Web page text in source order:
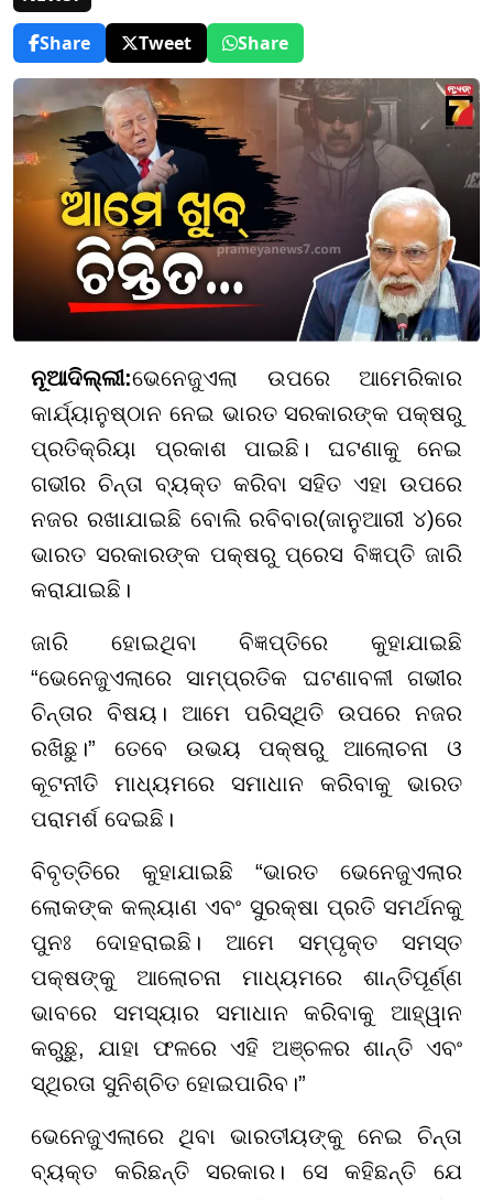
Share
Tweet Share
ନୂଆଦିଲ୍ଲୀ:ଭେନେଜୁଏଲା ଉପରେ ଆମେରିକାର
କାର୍ଯ୍ୟାନୁଷ୍ଠାନ ନେଇ ଭାରତ ସରକାରଙ୍କ ପକ୍ଷରୁ
ପ୍ରତିକ୍ରିୟା ପ୍ରକାଶ ପାଇଛି। ଘଟଣାକୁ ନେଇ
ଗଭୀର ଚିନ୍ତା ବ୍ୟକ୍ତ କରିବା ସହିତ ଏହା ଉପରେ
ନଜର ରଖାଯାଇଛି ବୋଲି ରବିବାର(ଜାନୁଆରୀ ୪)ରେ
ଭାରତ ସରକାରଙ୍କ ପକ୍ଷରୁ ପ୍ରେସ ବିଜ୍ଞପ୍ତି ଜାରି
କରାଯାଇଛି।
ଜାରି ହୋଇଥିବା ବିଜ୍ଞପ୍ତିରେ କୁହାଯାଇଛି
“ଭେନେଜୁଏଲାରେ ସାମ୍ପ୍ରତିକ ଘଟଣାବଳୀ ଗଭୀର
ଚିନ୍ତାର ବିଷୟ। ଆମେ ପରିସ୍ଥିତି ଉପରେ ନଜର
ରଖିଛୁ।” ତେବେ ଉଭୟ ପକ୍ଷରୁ ଆଲୋଚନା ଓ
କୂଟନୀତି ମାଧ୍ୟମରେ ସମାଧାନ କରିବାକୁ ଭାରତ
ପରାମର୍ଶ ଦେଇଛି।
ବିବୃତ୍ତିରେ କୁହାଯାଇଛି “ଭାରତ ଭେନେଜୁଏଲାର
ଲୋକଙ୍କ କଲ୍ୟାଣ ଏବଂ ସୁରକ୍ଷା ପ୍ରତି ସମର୍ଥନକୁ
ପୁନଃ ଦୋହରାଇଛି। ଆମେ ସମ୍ପୃକ୍ତ ସମସ୍ତ
ପକ୍ଷଙ୍କୁ ଆଲୋଚନା ମାଧ୍ୟମରେ ଶାନ୍ତିପୂର୍ଣ୍ଣ
ଭାବରେ ସମସ୍ୟାର ସମାଧାନ କରିବାକୁ ଆହ୍ୱାନ
କରୁଛୁ, ଯାହା ଫଳରେ ଏହି ଅଞ୍ଚଳର ଶାନ୍ତି ଏବଂ
ସ୍ଥିରତା ସୁନିଶ୍ଚିତ ହୋଇପାରିବ।”
ଭେନେଜୁଏଲାରେ ଥିବା ଭାରତୀୟଙ୍କୁ ନେଇ ଚିନ୍ତା
ବ୍ୟକ୍ତ କରିଛନ୍ତି ସରକାର। ସେ କହିଛନ୍ତି ଯେ